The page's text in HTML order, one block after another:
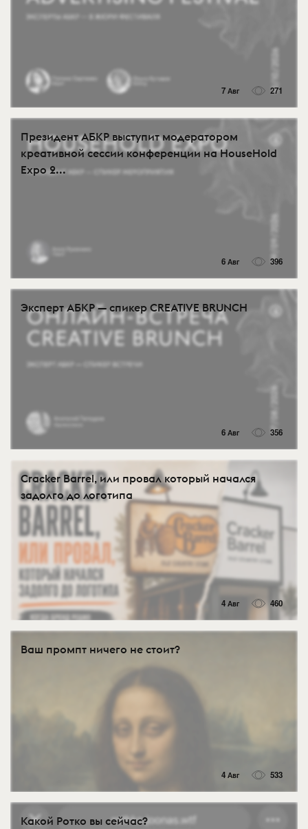
7 Авг 271
Президент АБКР выступит модератором
креативной сессии конференции на HouseHold
Expo 2...
6 Авг 396
Эксперт АБКР — спикер CREATIVE BRUNCH
6 Авг 356
Cracker Barrel, или провал который начался
задолго до логотипа
4 Авг 460
Ваш промпт ничего не стоит?
4 Авг 533
Какой Ротко вы сейчас?